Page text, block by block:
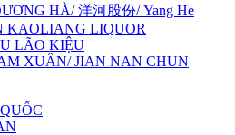
HÀ/ 洋河股份/ Yang He
KAOLIANG LIQUOR
LÃO KIỆU
XUÂN/ JIAN NAN CHUN